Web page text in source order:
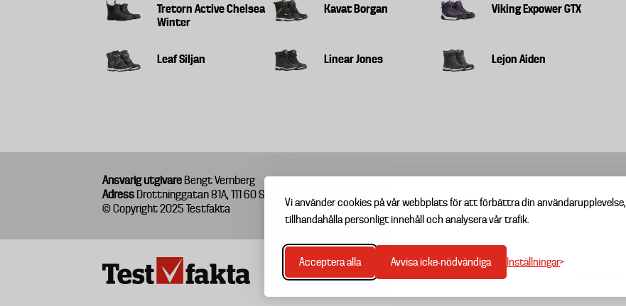
Vi använder cookies på vår webbplats för att förbättra din användarupplevelse,
tillhandahålla personligt innehåll och analysera vår trafik.
Acceptera alla Avvisa icke-nödvändiga Inställningar
Tretorn Active Chelsea
Winter
Kavat Borgan Viking Expower GTX
Leaf Siljan Linear Jones Lejon Aiden
Ansvarig utgivare Bengt Vernberg
Adress Drottninggatan 81A, 111 60 Stockholm
© Copyright 2025 Testfakta